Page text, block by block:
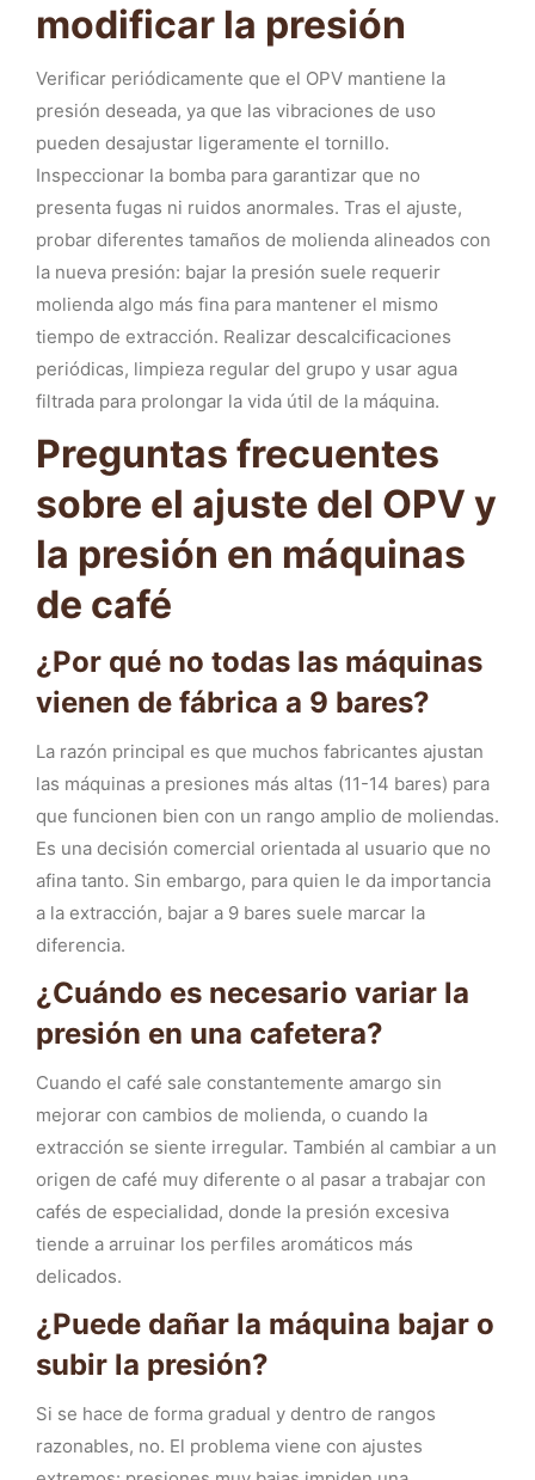
modificar la presión
Verificar periódicamente que el OPV mantiene la
presión deseada, ya que las vibraciones de uso
pueden desajustar ligeramente el tornillo.
Inspeccionar la bomba para garantizar que no
presenta fugas ni ruidos anormales. Tras el ajuste,
probar diferentes tamaños de molienda alineados con
la nueva presión: bajar la presión suele requerir
molienda algo más fina para mantener el mismo
tiempo de extracción. Realizar descalcificaciones
periódicas, limpieza regular del grupo y usar agua
filtrada para prolongar la vida útil de la máquina.
Preguntas frecuentes
sobre el ajuste del OPV y
la presión en máquinas
de café
¿Por qué no todas las máquinas
vienen de fábrica a 9 bares?
La razón principal es que muchos fabricantes ajustan
las máquinas a presiones más altas (11-14 bares) para
que funcionen bien con un rango amplio de moliendas.
Es una decisión comercial orientada al usuario que no
afina tanto. Sin embargo, para quien le da importancia
a la extracción, bajar a 9 bares suele marcar la
diferencia.
¿Cuándo es necesario variar la
presión en una cafetera?
Cuando el café sale constantemente amargo sin
mejorar con cambios de molienda, o cuando la
extracción se siente irregular. También al cambiar a un
origen de café muy diferente o al pasar a trabajar con
cafés de especialidad, donde la presión excesiva
tiende a arruinar los perfiles aromáticos más
delicados.
¿Puede dañar la máquina bajar o
subir la presión?
Si se hace de forma gradual y dentro de rangos
razonables, no. El problema viene con ajustes